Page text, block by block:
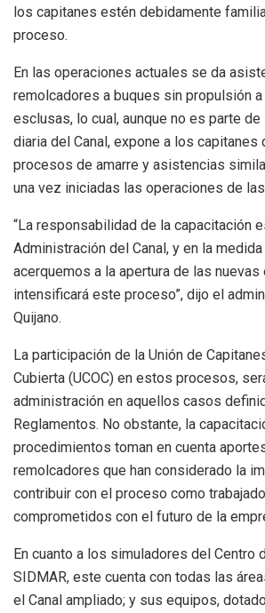
los capitanes estén debidamente
proceso.
En las operaciones actuales se da
remolcadores a buques sin propulsión
esclusas, lo cual, aunque no es parte
diaria del Canal, expone a los capitanes
procesos de amarre y asistencias
una vez iniciadas las operaciones de
“La responsabilidad de la capacitación
Administración del Canal, y en la
acerquemos a la apertura de las
intensificará este proceso”, dijo el
Quijano.
La participación de la Unión de
Cubierta (UCOC) en estos procesos,
administración en aquellos casos
Reglamentos. No obstante, la
procedimientos toman en cuenta
remolcadores que han considerado la
contribuir con el proceso como
comprometidos con el futuro de la
En cuanto a los simuladores del Centro
SIDMAR, este cuenta con todas las
el Canal ampliado; y sus equipos,